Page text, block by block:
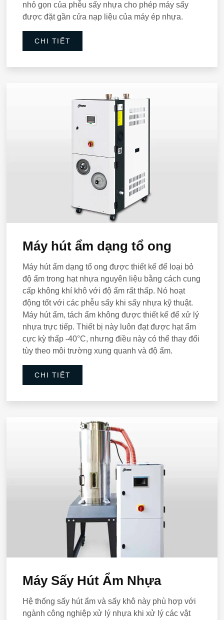
nhỏ gọn của phễu sấy nhựa cho phép máy sấy
được đặt gần cửa nạp liệu của máy ép nhựa.
CHI TIẾT
Máy hút ẩm dạng tổ ong
Máy hút ẩm dạng tổ ong được thiết kế để loại bỏ
độ ẩm trong hạt nhựa nguyên liệu bằng cách cung
cấp không khí khô với độ ẩm rất thấp. Nó hoạt
động tốt với các phễu sấy khi sấy nhựa kỹ thuật.
Máy hút ẩm, tách ẩm không được thiết kế để xử lý
nhựa trực tiếp. Thiết bị này luôn đạt được hạt ẩm
cực kỳ thấp -40°C, nhưng điều này có thể thay đổi
tùy theo môi trường xung quanh và độ ẩm.
CHI TIẾT
Máy Sấy Hút Ẩm Nhựa
Hệ thống sấy hút ẩm và sấy khô này phù hợp với
ngành công nghiệp xử lý nhựa khi xử lý các vật